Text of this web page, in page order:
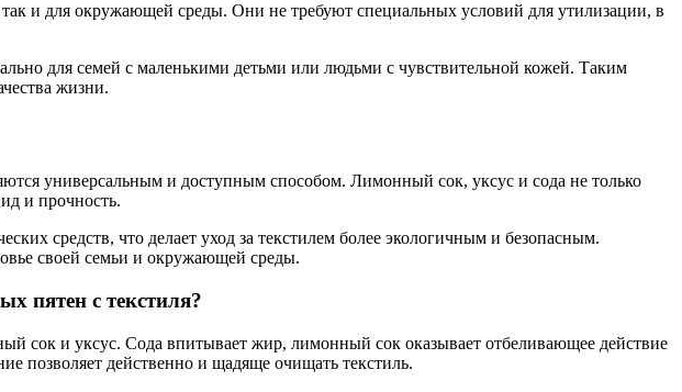
и для окружающей среды. Они не требуют специальных условий для утилизации, в
для семей с маленькими детьми или людьми с чувствительной кожей. Таким
жизни.
универсальным и доступным способом. Лимонный сок, уксус и сода не только
и прочность.
средств, что делает уход за текстилем более экологичным и безопасным.
своей семьи и окружающей среды.
пятен с текстиля?
сок и уксус. Сода впитывает жир, лимонный сок оказывает отбеливающее действие
позволяет действенно и щадяще очищать текстиль.